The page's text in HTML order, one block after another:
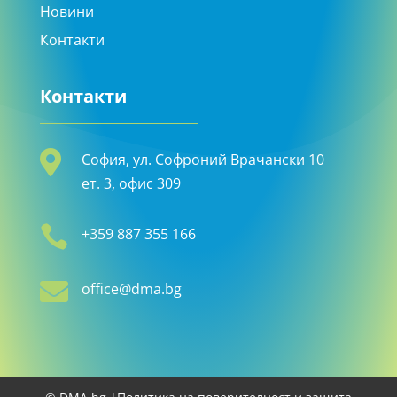
Новини
Контакти
Контакти

София, ул. Софроний Врачански 10
ет. 3, офис 309
 +359 887 355 166
 office@dma.bg